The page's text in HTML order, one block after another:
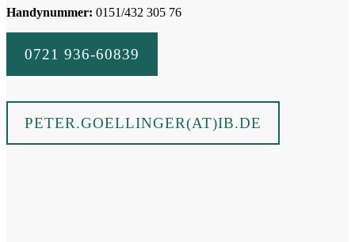
Handynummer: 0151/432 305 76
0721 936-60839
PETER.GOELLINGER(AT)IB.DE